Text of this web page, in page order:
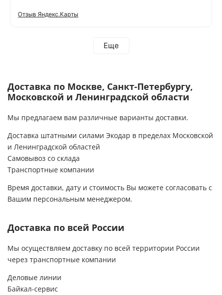
Отзыв Яндекс.Карты
Еще
Доставка по Москве, Санкт-Петербургу,
Московской и Ленинградской области
Мы предлагаем вам различные варианты доставки.
Доставка штатными силами Экодар в пределах Московской
и Ленинградской областей
Самовывоз со склада
Транспортные компании
Время доставки, дату и стоимость Вы можете согласовать с
Вашим персональным менеджером.
Доставка по всей России
Мы осуществляем доставку по всей территории России
через транспортные компании
Деловые линии
Байкал-сервис